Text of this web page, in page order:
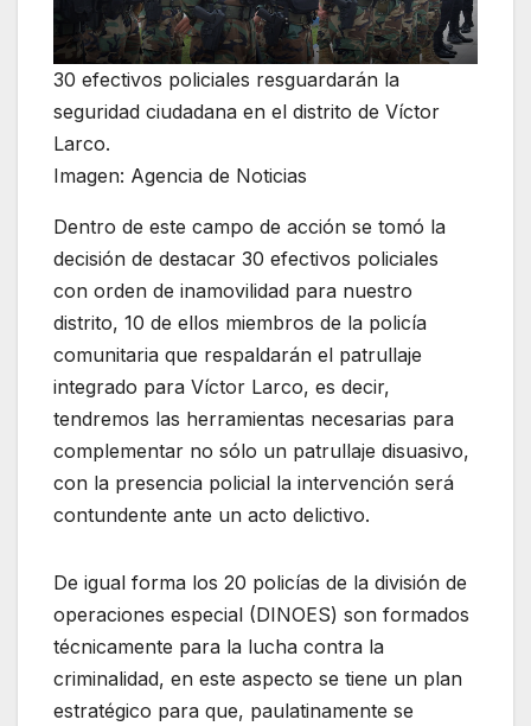
30 efectivos policiales resguardarán la
seguridad ciudadana en el distrito de Víctor
Larco.
Imagen: Agencia de Noticias
Dentro de este campo de acción se tomó la
decisión de destacar 30 efectivos policiales
con orden de inamovilidad para nuestro
distrito, 10 de ellos miembros de la policía
comunitaria que respaldarán el patrullaje
integrado para Víctor Larco, es decir,
tendremos las herramientas necesarias para
complementar no sólo un patrullaje disuasivo,
con la presencia policial la intervención será
contundente ante un acto delictivo.
De igual forma los 20 policías de la división de
operaciones especial (DINOES) son formados
técnicamente para la lucha contra la
criminalidad, en este aspecto se tiene un plan
estratégico para que, paulatinamente se